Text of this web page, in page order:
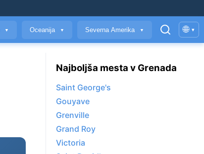
▼ Oceanija ▼ Severna Amerika ▼ 🌐 ▾
Najboljša mesta v Grenada
Saint George's
Gouyave
Grenville
Grand Roy
Victoria